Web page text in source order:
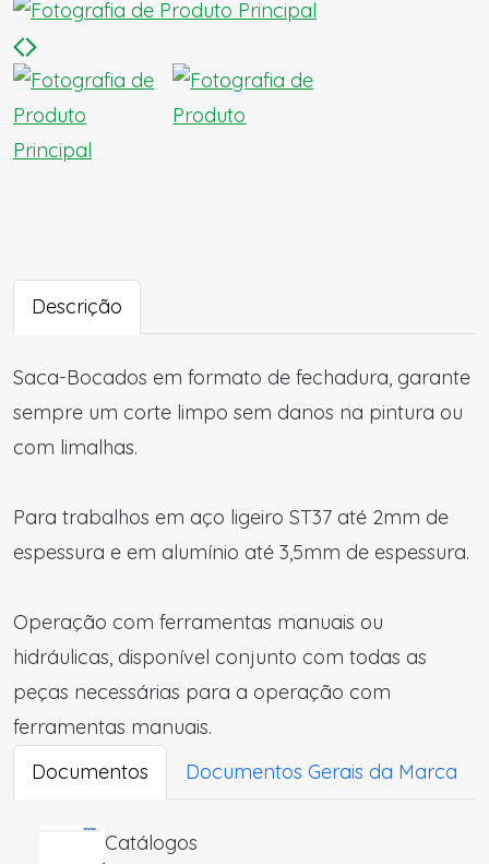
Descrição
Saca-Bocados em formato de fechadura, garante
sempre um corte limpo sem danos na pintura ou
com limalhas.
Para trabalhos em aço ligeiro ST37 até 2mm de
espessura e em alumínio até 3,5mm de espessura.
Operação com ferramentas manuais ou
hidráulicas, disponível conjunto com todas as
peças necessárias para a operação com
ferramentas manuais.
Documentos
Documentos Gerais da Marca
Catálogos